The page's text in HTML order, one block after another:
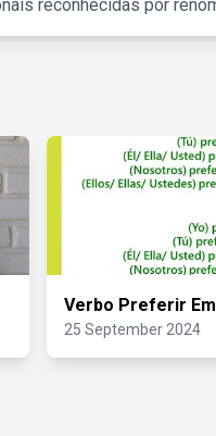
reconhecidas por
Verbo Preferir
25 September 2024